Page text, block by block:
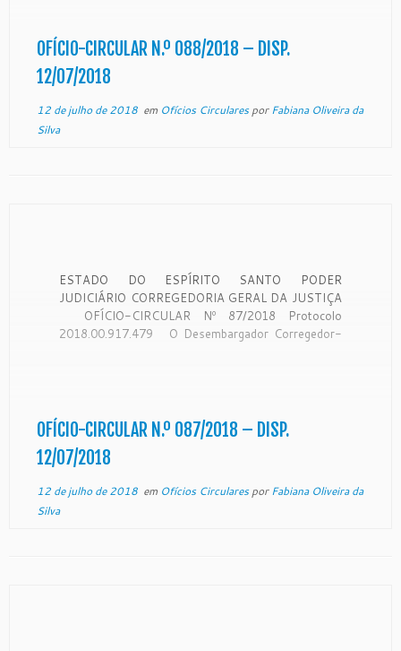
com […]
OFÍCIO-CIRCULAR N.º 088/2018 – DISP.
12/07/2018
12 de julho de 2018em Ofícios CircularesporFabiana Oliveira da
Silva
ESTADO DO ESPÍRITO SANTO PODER
JUDICIÁRIO CORREGEDORIA GERAL DA JUSTIÇA
OFÍCIO-CIRCULAR Nº 87/2018 Protocolo
2018.00.917.479 O Desembargador Corregedor-
com circunscrição […]
OFÍCIO-CIRCULAR N.º 087/2018 – DISP.
12/07/2018
12 de julho de 2018em Ofícios CircularesporFabiana Oliveira da
Silva